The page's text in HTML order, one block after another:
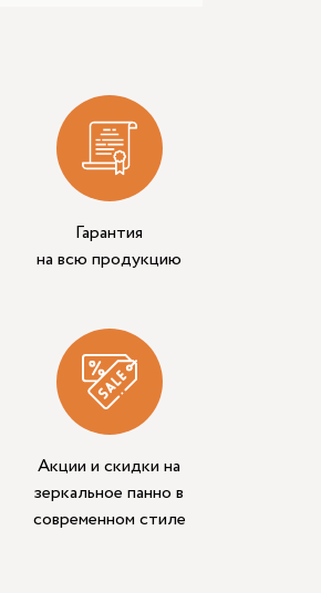
Гарантия
на всю продукцию
Акции и скидки на
зеркальное панно в
современном стиле